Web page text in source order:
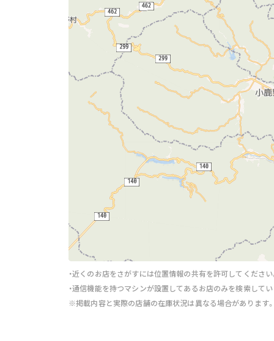
・近くのお店をさがすには位置情報の共有を許可してください
・通信機能を持つマシンが設置してあるお店のみを検索して
※掲載内容と実際の店舗の在庫状況は異なる場合があります